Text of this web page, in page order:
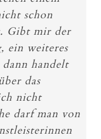
schon
Gibt mir der
ein weiteres
handelt
das
nicht
darf man von